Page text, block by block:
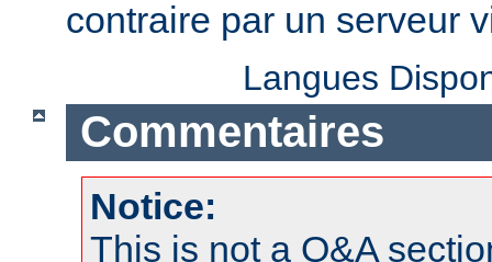
contraire par un serveur
Langues
Commentaires
Notice:
This is not a Q&A